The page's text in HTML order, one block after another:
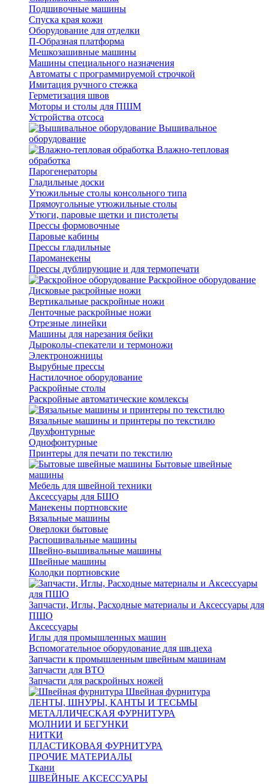
Подшивочные машины
Спуска края кожи
Оборудование для отделки
П-Образная платформа
Мешкозашивные машины
Машины специального назначения
Автоматы с программируемой строчкой
Имитация ручного стежка
Герметизация швов
Моторы и столы для ПШМ
Устройства отсоса
Вышивальное
оборудование
Влажно-тепловая
обработка
Парогенераторы
Гладильные доски
Утюжильные столы консольного типа
Прямоугольные утюжильные столы
Утюги, паровые щетки и пистолеты
Прессы формовочные
Паровые кабины
Прессы гладильные
Пароманекены
Прессы дублирующие и для термопечати
Раскройное оборудование
Дисковые расройные ножи
Вертикальные раскройные ножи
Ленточные раскройные ножи
Отрезные линейки
Машины для нарезания бейки
Дыроколы-спекатели и термоножи
Электроножницы
Вырубные прессы
Настилочное оборудование
Раскройные столы
Раскройные автоматические комлексы
Вязальные машины и принтеры по текстилю
Двухфонтурные
Однофонтурные
Принтеры для печати по текстилю
Бытовые швейные
машины
Мебель для швейной техники
Аксессуары для БШО
Манекены портновские
Вязальные машины
Оверлоки бытовые
Распошивальные машины
Швейно-вышивальные машины
Швейные машины
Колодки портновские
Запчасти, Иглы, Расходные материалы и Аксессуары для
ПШО
Аксессуары
Иглы для промышленных машин
Вспомогательное оборудование для шв.цеха
Запчасти к промышленным швейным машинам
Запчасти для ВТО
Запчасти для раскройных ножей
Швейная фурнитура
ЛЕНТЫ, ШНУРЫ, КАНТЫ И ТЕСЬМЫ
МЕТАЛЛИЧЕСКАЯ ФУРНИТУРА
МОЛНИИ И БЕГУНКИ
НИТКИ
ПЛАСТИКОВАЯ ФУРНИТУРА
ПРОЧИЕ МАТЕРИАЛЫ
Ткани
ШВЕЙНЫЕ АКСЕССУАРЫ